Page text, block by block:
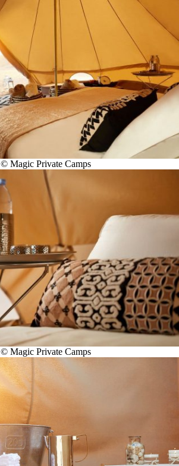
© Magic Private Camps
© Magic Private Camps